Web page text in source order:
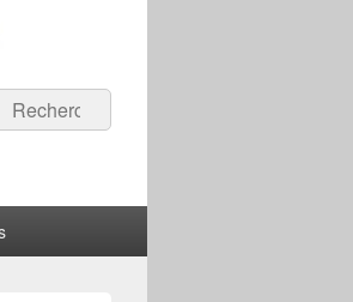
:
Rechercher